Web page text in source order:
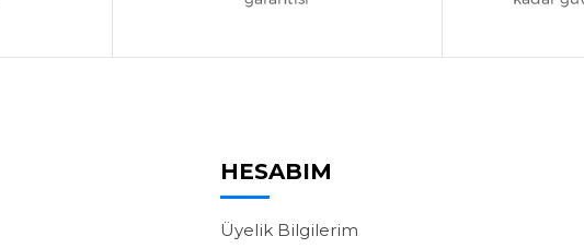
HESABIM
Üyelik Bilgilerim